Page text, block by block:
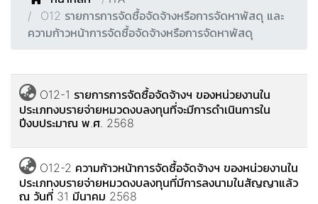
O12 รายการการจัดซื้อจัดจ้างหรือการจัดหาพัสดุ และ
ความก้าวหน้าการจัดซื้อจัดจ้างหรือการจัดหาพัสดุ
O12-1 รายการการจัดซื้อจัดจ้างฯ ของหน่วยงานใน
ประเภทงบรายจ่ายหมวดงบลงทุนที่จะมีการดำเนินการใน
ปีงบประมาณ พ.ศ. 2568
O12-2 ความก้าวหน้าการจัดซื้อจัดจ้างฯ ของหน่วยงานใน
ประเภทงบรายจ่ายหมวดงบลงทุนที่มีการลงนามในสัญญาแล้ว
ณ วันที่ 31 มีนาคม 2568